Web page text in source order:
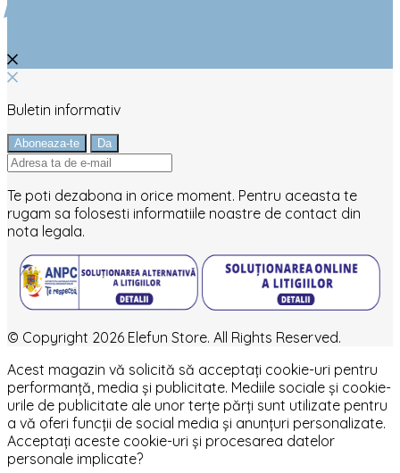
Buletin informativ
Te poti dezabona in orice moment. Pentru aceasta te
rugam sa folosesti informatiile noastre de contact din
nota legala.
© Copyright 2026 Elefun Store. All Rights Reserved.
Acest magazin vă solicită să acceptați cookie-uri pentru
performanță, media și publicitate. Mediile sociale și cookie-
urile de publicitate ale unor terțe părți sunt utilizate pentru
a vă oferi funcții de social media și anunțuri personalizate.
Acceptați aceste cookie-uri și procesarea datelor
personale implicate?